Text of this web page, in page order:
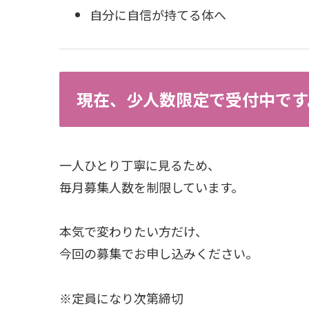
自分に自信が持てる体へ
現在、少人数限定で受付中で
一人ひとり丁寧に見るため、
毎月募集人数を制限しています。
本気で変わりたい方だけ、
今回の募集でお申し込みください。
※定員になり次第締切